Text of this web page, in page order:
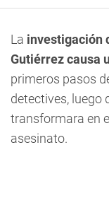
La investigación
Gutiérrez causa
primeros pasos
detectives, luego
transformara en
asesinato.